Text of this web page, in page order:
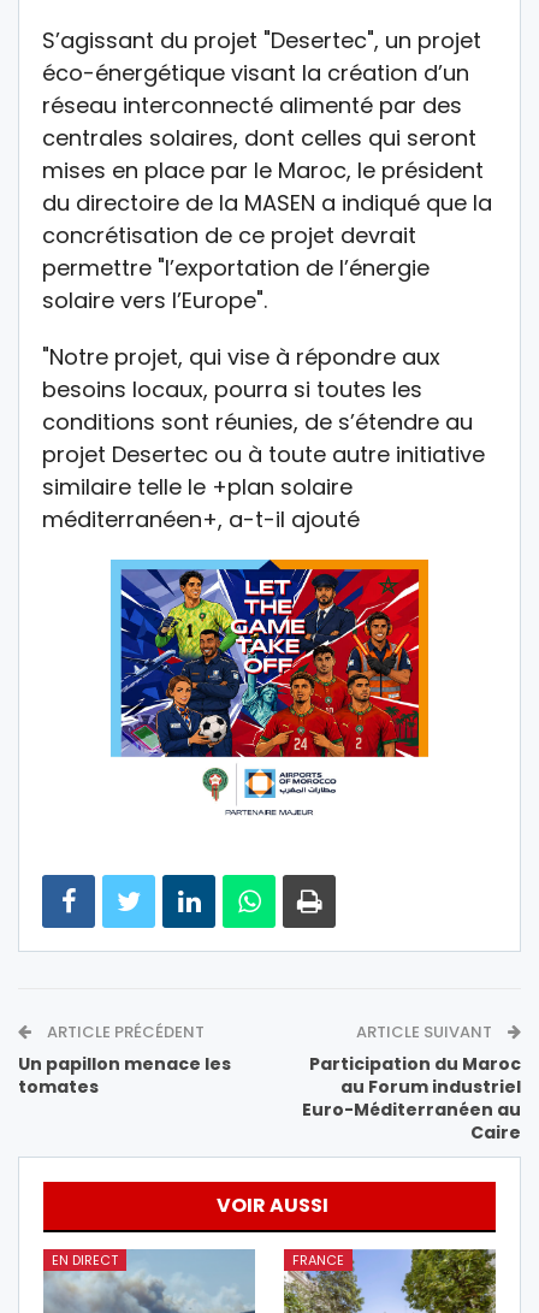
S’agissant du projet "Desertec", un projet
éco-énergétique visant la création d’un
réseau interconnecté alimenté par des
centrales solaires, dont celles qui seront
mises en place par le Maroc, le président
du directoire de la MASEN a indiqué que la
concrétisation de ce projet devrait
permettre "l’exportation de l’énergie
solaire vers l’Europe".
"Notre projet, qui vise à répondre aux
besoins locaux, pourra si toutes les
conditions sont réunies, de s’étendre au
projet Desertec ou à toute autre initiative
similaire telle le +plan solaire
méditerranéen+, a-t-il ajouté
ARTICLE PRÉCÉDENT
Un papillon menace les
tomates
ARTICLE SUIVANT
Participation du Maroc
au Forum industriel
Euro-Méditerranéen au
Caire
VOIR AUSSI
EN DIRECT FRANCE